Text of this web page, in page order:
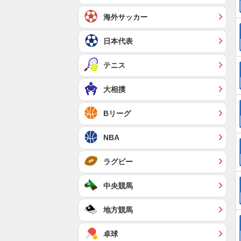
海外サッカー
日本代表
テニス
大相撲
Bリーグ
NBA
ラグビー
中央競馬
地方競馬
卓球